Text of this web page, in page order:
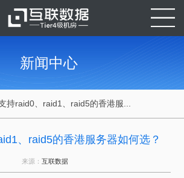
新闻中心
持raid0、raid1、raid5的香港服...
、raid5的香港服务器如何选？
来源： 互联数据